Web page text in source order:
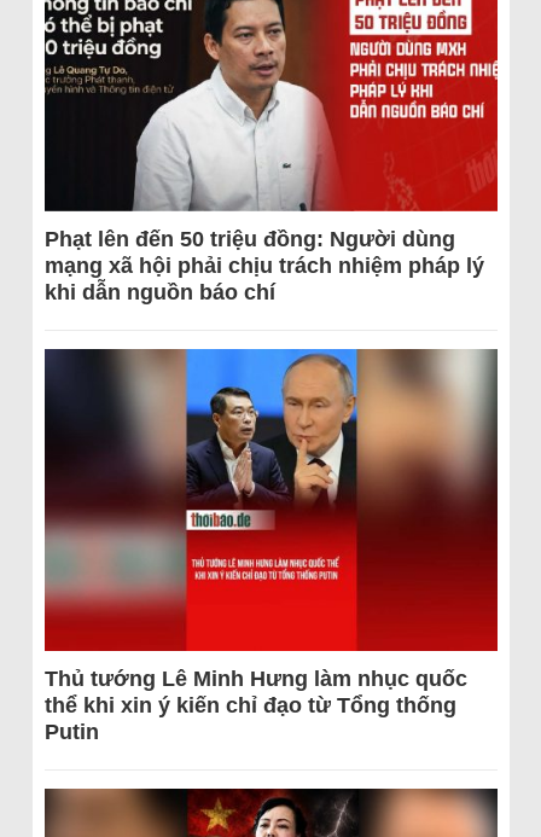
Phạt lên đến 50 triệu đồng: Người dùng
mạng xã hội phải chịu trách nhiệm pháp lý
khi dẫn nguồn báo chí
Thủ tướng Lê Minh Hưng làm nhục quốc
thể khi xin ý kiến chỉ đạo từ Tổng thống
Putin